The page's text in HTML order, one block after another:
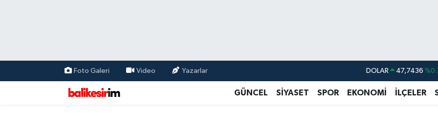
Foto Galeri Video Yazarlar DOLAR 47,7436
EURO 55,2510
GÜNCEL SİYASET SPOR EKONOMİ İLÇELER